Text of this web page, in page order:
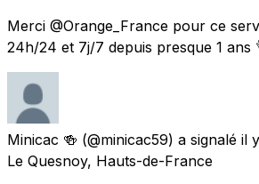
Merci @Orange_France pour ce
24h/24 et 7j/7 depuis presque 1 ans
Minicac 🍻 (@minicac59) a signalé il
Le Quesnoy, Hauts-de-France